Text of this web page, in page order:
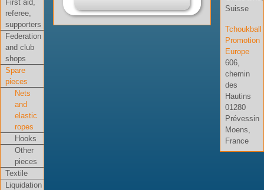
First aid,
referee,
supporters
Federation
and club
shops
Spare
pieces
Nets
and
elastic
ropes
Hooks
Other
pieces
Textile
Liquidation
Suisse
Tchoukball
Promotion
Europe
606,
chemin
des
Hautins
01280
Prévessin
Moens,
France